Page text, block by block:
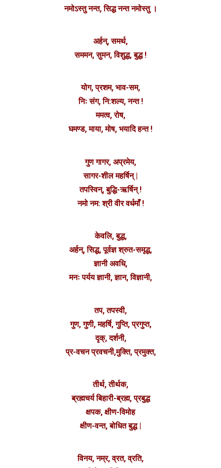
नमोऽस्तु नन्त, सिद्ध नन्त नमोस्तु ।
अर्हन्, समर्थ,
सममन, सुमन, विशुद्ध, बुद्ध !
योग, प्रशम, भाव-सम,
निः संग, नि:शल्य, नन्त !
ममत्व, रोष,
घमण्ड, माया, मोष, भयादि हन्त !
गुण गागर, अप्रमेय,
सागर-शील महर्षिन् |
तपस्विन्, बुद्धि-ऋर्षिन् !
नमो नम: श्री वीर वर्धमाँ !
केवलि, बुद्ध,
अर्हन्, सिद्ध, पूर्वज्ञ श्रुत-समृद्ध,
ज्ञानी अवधि,
मनः पर्यय ज्ञानी, ज्ञान, विज्ञानी,
तप, तपस्वी,
गुण, गुणी, महर्षि, गुप्ति, प्रगुप्त,
दृक्, दर्शनी,
प्र-वचन प्रवचनी,मुक्ति, प्रमुक्त,
तीर्थ, तीर्थक,
ब्रह्मचर्य बिहारी-ब्रह्म, प्रबुद्ध
क्षपक, क्षीण-विमोह
क्षीण-वन्त, बोधित बुद्ध |
विनय, नम्र, व्रत, व्रति,